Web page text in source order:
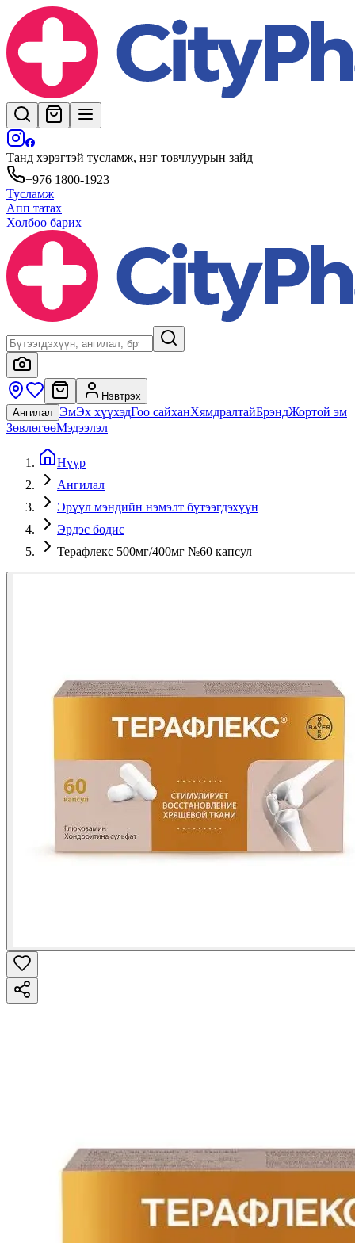
Танд хэрэгтэй тусламж, нэг товчлуурын зайд
+976 1800-1923
Тусламж
Апп татах
Холбоо барих
Нэвтрэх
Ангилал ЭмЭх хүүхэдГоо сайханХямдралтайБрэндЖортой эм
ЗөвлөгөөМэдээлэл
Нүүр
Ангилал
Эрүүл мэндийн нэмэлт бүтээгдэхүүн
Эрдэс бодис
Терафлекс 500мг/400мг №60 капсул